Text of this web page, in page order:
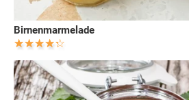
Birnenmarmelade